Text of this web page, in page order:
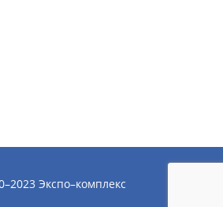
Экспо–комплекс